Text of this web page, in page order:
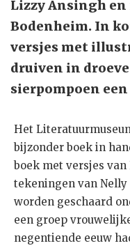
Lizzy Ansingh
Bodenheim. In
versjes met
druiven in
sierpompoen
Het
bijzonder boek in
boek met versjes van
tekeningen van Nelly
worden geschaard
een groep
negentiende eeuw